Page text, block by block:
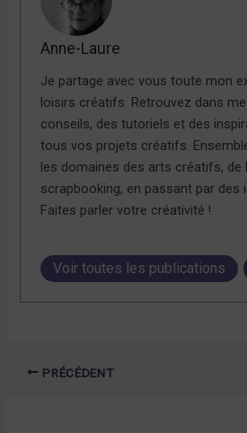
Anne-Laure
Je partage avec vous toute mon
loisirs créatifs. Retrouvez dans
conseils, des tutoriels et des
tous vos projets créatifs.
les domaines des arts créatifs, de
scrapbooking, en passant par des
Faites parler votre créativité !
Voir toutes les publications
PRÉCÉDENT